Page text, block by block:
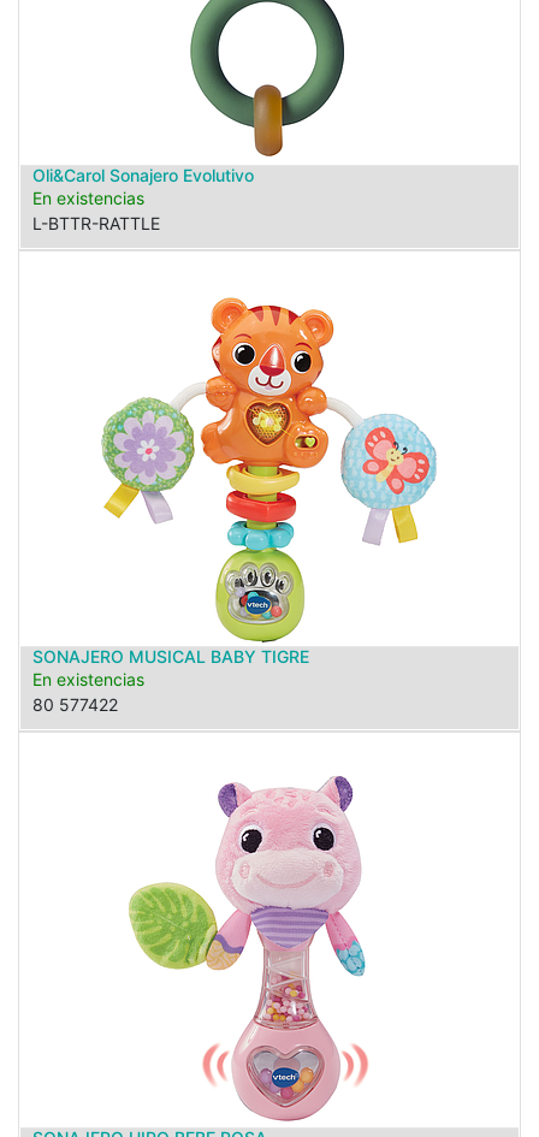
Oli&Carol Sonajero Evolutivo
En existencias
L-BTTR-RATTLE
SONAJERO MUSICAL BABY TIGRE
En existencias
80 577422